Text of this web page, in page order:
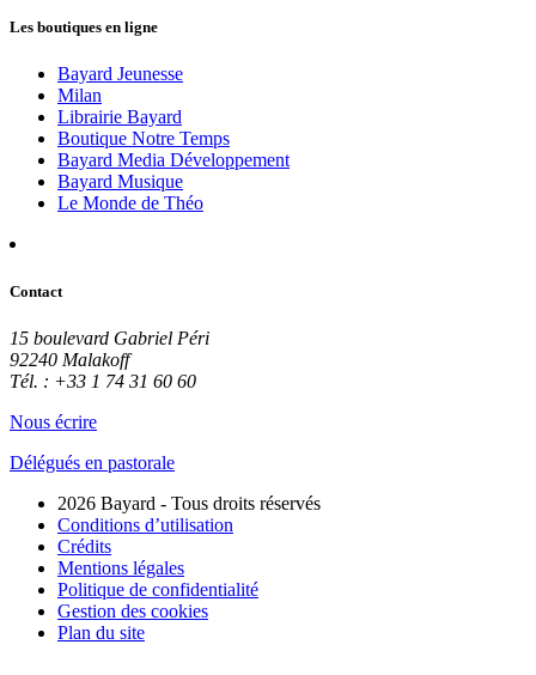
Les boutiques en ligne
Bayard Jeunesse
Milan
Librairie Bayard
Boutique Notre Temps
Bayard Media Développement
Bayard Musique
Le Monde de Théo
Contact
15 boulevard Gabriel Péri
92240 Malakoff
Tél. : +33 1 74 31 60 60
Nous écrire
Délégués en pastorale
2026 Bayard - Tous droits réservés
Conditions d’utilisation
Crédits
Mentions légales
Politique de confidentialité
Gestion des cookies
Plan du site